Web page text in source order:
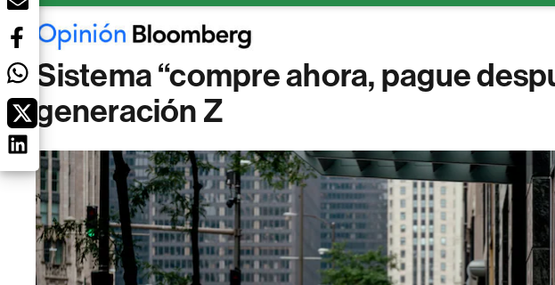
Sistema “compre ahora, pague
generación Z